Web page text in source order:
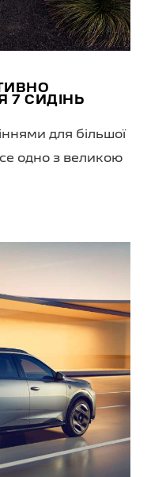
7 СИДІНЬ
для більшої
одно з великою